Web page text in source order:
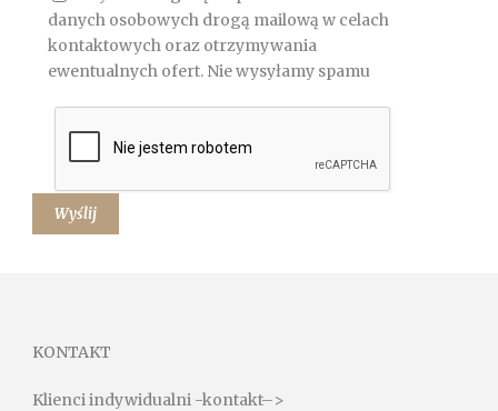
danych osobowych drogą mailową w celach
kontaktowych oraz otrzymywania
ewentualnych ofert. Nie wysyłamy spamu
KONTAKT
Klienci indywidualni -kontakt–>